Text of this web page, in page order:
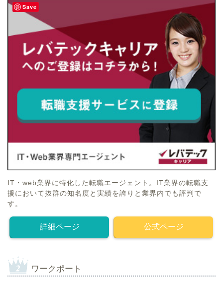
IT・web業界に特化した転職エージェント。IT業界の転職支
援において抜群の知名度と実績を誇りと業界内でも評判で
す。
詳細ページ 公式ページ
ワークポート
Save